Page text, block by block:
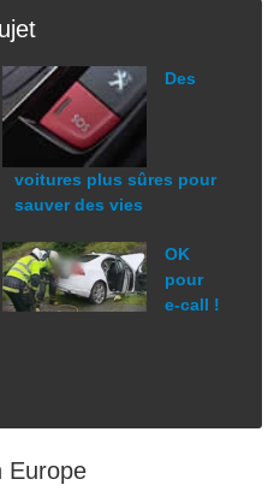
Des
voitures plus sûres pour
sauver des vies
OK
pour
e-call !
Europe